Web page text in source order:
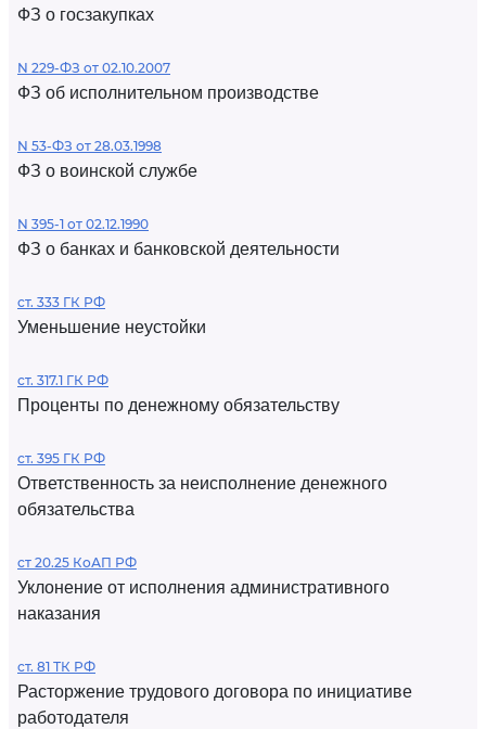
ФЗ о госзакупках
N 229-ФЗ от 02.10.2007
ФЗ об исполнительном производстве
N 53-ФЗ от 28.03.1998
ФЗ о воинской службе
N 395-1 от 02.12.1990
ФЗ о банках и банковской деятельности
ст. 333 ГК РФ
Уменьшение неустойки
ст. 317.1 ГК РФ
Проценты по денежному обязательству
ст. 395 ГК РФ
Ответственность за неисполнение денежного
обязательства
ст 20.25 КоАП РФ
Уклонение от исполнения административного
наказания
ст. 81 ТК РФ
Расторжение трудового договора по инициативе
работодателя